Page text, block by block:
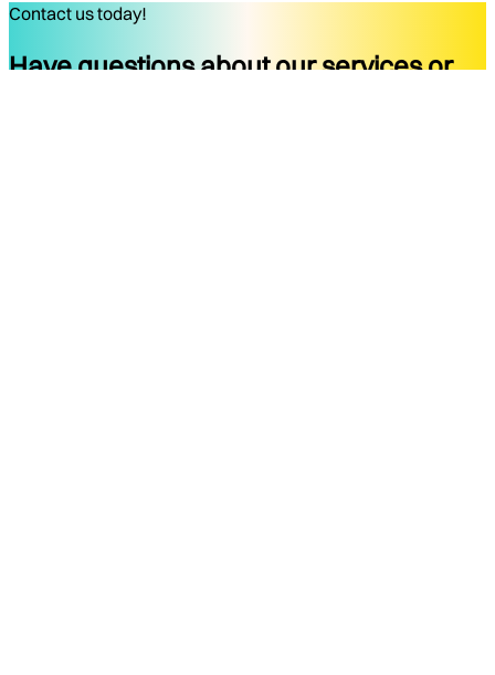
Contact us today!
Have questions about our services or